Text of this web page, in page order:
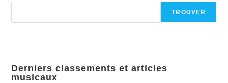
TROUVER
Derniers classements et articles
musicaux